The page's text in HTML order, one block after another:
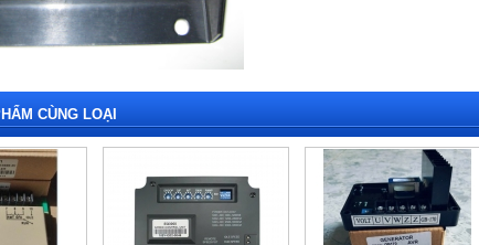
CÙNG LOẠI